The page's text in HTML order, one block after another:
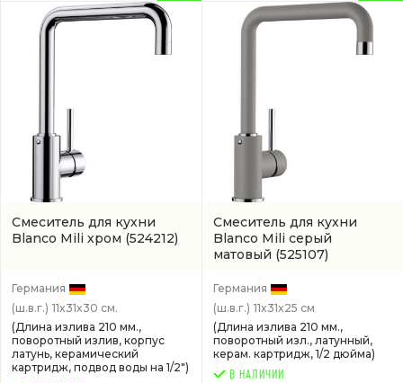
Смеситель для кухни
Blanco Mili хром (524212)
Германия
(ш.в.г.) 11x31x30 см.
(Длина излива 210 мм.,
поворотный излив, корпус
латунь, керамический
картридж, подвод воды на 1/2")
Смеситель для кухни
Blanco Mili серый
матовый (525107)
Германия
(ш.в.г.) 11x31x25 см
(Длина излива 210 мм.,
поворотный изл., латунный,
керам. картридж, 1/2 дюйма)
В НАЛИЧИИ